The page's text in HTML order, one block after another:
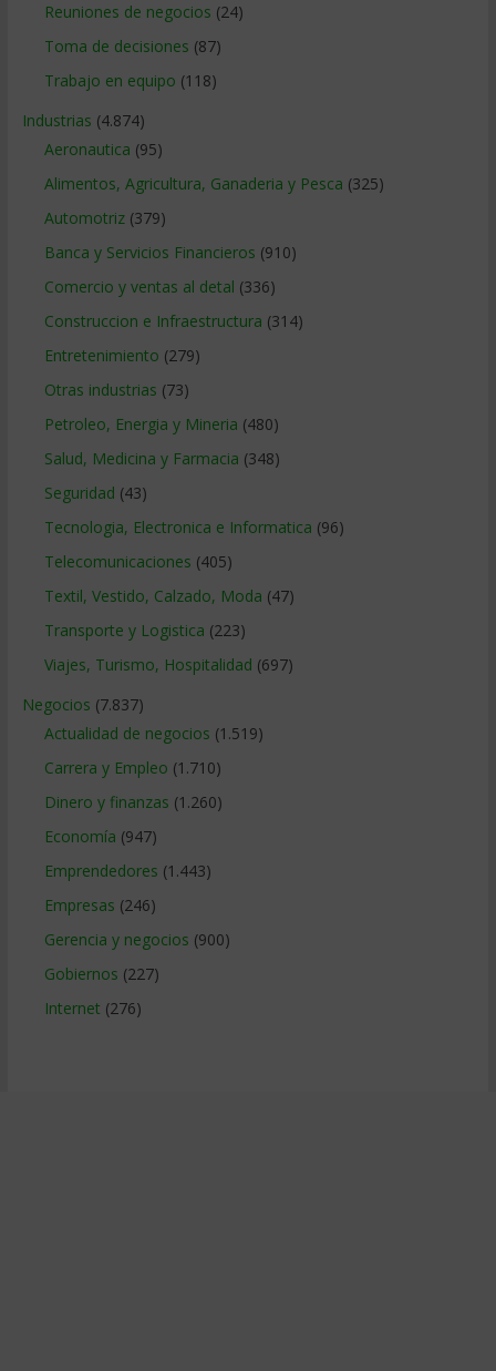
Reuniones de negocios (24)
Toma de decisiones (87)
Trabajo en equipo (118)
Industrias (4.874)
Aeronautica (95)
Alimentos, Agricultura, Ganaderia y Pesca (325)
Automotriz(379)
Banca y Servicios Financieros (910)
Comercio y ventas al detal (336)
Construccion e Infraestructura (314)
Entretenimiento (279)
Otras industrias (73)
Petroleo, Energia y Mineria (480)
Salud, Medicina y Farmacia (348)
Seguridad (43)
Tecnologia, Electronica e Informatica (96)
Telecomunicaciones (405)
Textil, Vestido, Calzado, Moda (47)
Transporte y Logistica (223)
Viajes, Turismo, Hospitalidad (697)
Negocios (7.837)
Actualidad de negocios (1.519)
Carrera y Empleo (1.710)
Dinero y finanzas (1.260)
Economía (947)
Emprendedores (1.443)
Empresas (246)
Gerencia y negocios (900)
Gobiernos (227)
Internet (276)